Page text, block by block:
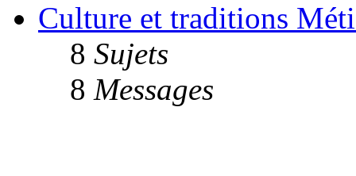
Culture et traditions
8 Sujets
8 Messages